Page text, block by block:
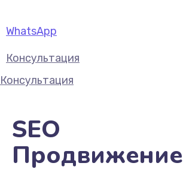
WhatsApp
Консультация
Консультация
SEO
Продвижение